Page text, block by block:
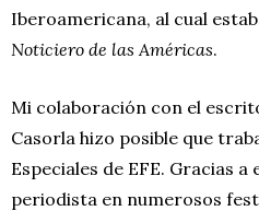
Iberoamericana, al cual
Noticiero de las Américas.
Mi colaboración con el
Casorla hizo posible que
Especiales de EFE. Gracias
periodista en numerosos